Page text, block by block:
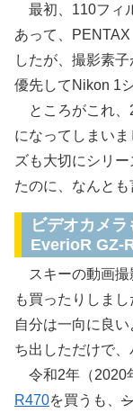
最初、110フィ
あって、
したが、撮影素
優先してNikon 1
ところがこれ、
になってしまい
ズも大切にシリ
たのに、なんとも
ビデオカメ
EverioR GZ-
スキーの動画撮
も買ったりしま
自分は一向に良
ち出しただけで、
令和2年（2020
R470を買うも、